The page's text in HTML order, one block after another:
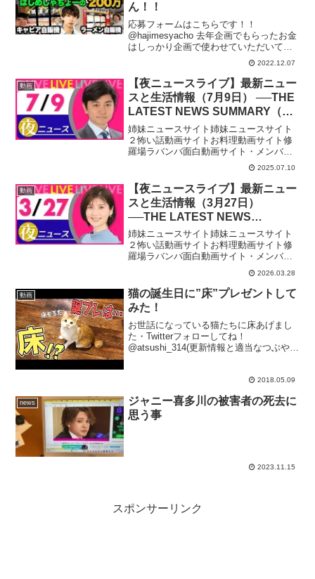
ん！！
応募フォームはこちらです！！
@hajimesyacho 去年企画でもらったお金
はしっかり企画で使わせていただいてお
ります！！改めて今回の動画のOPの補足
をさせてください。今年1年動画を撮影し
て、編集して、投稿してきて気づいたこ
とがあります。...
2022.12.07
動画
【夜ニュースライブ】最新ニュー
スと生活情報（7月9日） ──THE
LATEST NEWS SUMMARY（日
テレNEWS LIVE）
姉妹ニュースサイト姉妹ニュースサイト
２怖い話動画サイトお料理動画サイト修
羅場ラバンバ面白動画サイト・メンバー
シップ「日テレNEWSクラブ」始まりま
した月額290円で所属歴に応じ色が変化し
ステータスアップしていくバッジ特典
や、ライブ配信のチャ...
2025.07.10
動画
【夜ニュースライブ】最新ニュー
スと生活情報（3月27日）
──THE LATEST NEWS
SUMMARY（日テレNEWS
LIVE）
姉妹ニュースサイト姉妹ニュースサイト
２怖い話動画サイトお料理動画サイト修
羅場ラバンバ面白動画サイト・メンバー
シップ「日テレNEWSクラブ」始まりま
した月額290円で所属歴に応じ色が変化し
ステータスアップしていくバッジ特典
や、ライブ配信のチャ...
2026.03.28
動画
猫の誕生日に”床”プレゼントして
みた！
お世話になっている猫たちに床あげまし
た・Twitterフォローしてね！
@atsushi_314(更新情報と適当なつぶや
東京都港区六本木6-10-1六本木ヒル...
2018.05.09
news
ジャニー喜多川の被害者の死去に
思う事
2023.11.15
スポンサーリンク